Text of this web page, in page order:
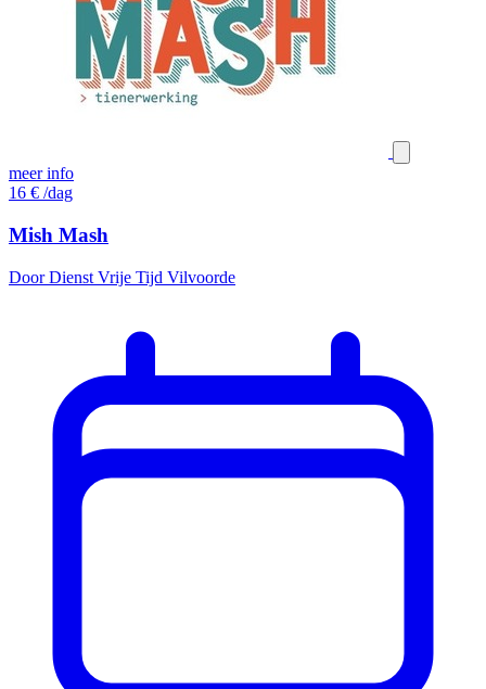
meer info
16 € /dag
Mish Mash
Door Dienst Vrije Tijd Vilvoorde